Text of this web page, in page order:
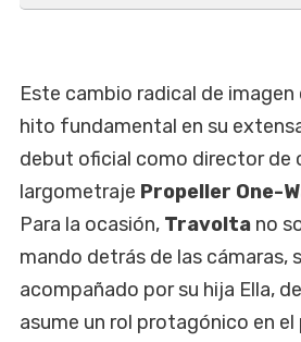
Este cambio radical de
hito fundamental en su
debut oficial como director de
largometraje Propeller One-
Para la ocasión, Travolta no
mando detrás de las cámaras,
acompañado por su hija Ella,
asume un rol protagónico en